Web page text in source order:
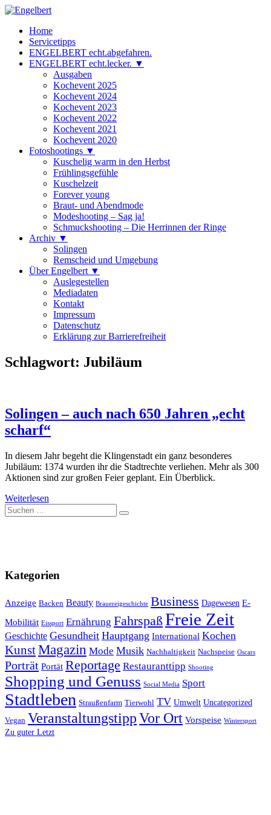
Zum
springen
Engelbert
Lifestyle – Shopping – Genuss
Home
Servicetipps
ENGELBERT echt.abgefahren.
ENGELBERT echt.lecker. ▼
Ausgaben
Kochevent 2025
Kochevent 2024
Kochevent 2023
Kochevent 2022
Kochevent 2021
Kochevent 2020
Fotoshootings ▼
Kuschelig warm in den Herbst
Frühlingsgefühle
Kuschelzeit
Forever young
Braut- und Abendmode
Modeshooting – Sag ja!
Schmuckshooting – Die Herrinnen der Ringe
Archiv ▼
Solingen
Remscheid und Umgebung
Über Engelbert ▼
Auslegestellen
Mediadaten
Kontakt
Impressum
Datenschutz
Erklärung zur Barrierefreiheit
Schlagwort: Jubiläum
Solingen – auch nach 650 Jahren „echt
scharf“
In diesem Jahr begeht die Klingenstadt ein ganz besonderes
Jubiläum: 1374 wurden ihr die Stadtrechte verliehen. Mehr als 300
Aktionen sind zur großen Feier geplant. Ein Überblick.
Weiterlesen
Suche
nach:
Kategorien
Anzeige Backen Beauty Brauereigeschichte Business Dagewesen E-
Mobilität Eissport Ernährung FahrspaßFreie Zeit
Geschichte Gesundheit Hauptgang International Kochen
KunstMagazin Mode Musik Nachhaltigkeit Nachspeise Oscars
Porträt Portät Reportage Restauranttipp Shooting
Shopping und Genuss Social Media Sport
Stadtleben Straußenfarm Tierwohl TV Umwelt Uncategorized
Vegan VeranstaltungstippVor Ort Vorspeise Wintersport
Zu guter Letzt